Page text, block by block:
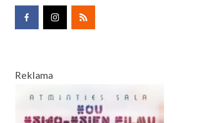
Reklama